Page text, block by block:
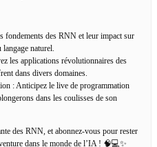
fondements des RNN et leur impact sur
langage naturel.
les applications révolutionnaires des
dans divers domaines.
: Anticipez le live de programmation
dans les coulisses de son
des RNN, et abonnez-vous pour rester
dans le monde de l’IA ! 🧠💻✨